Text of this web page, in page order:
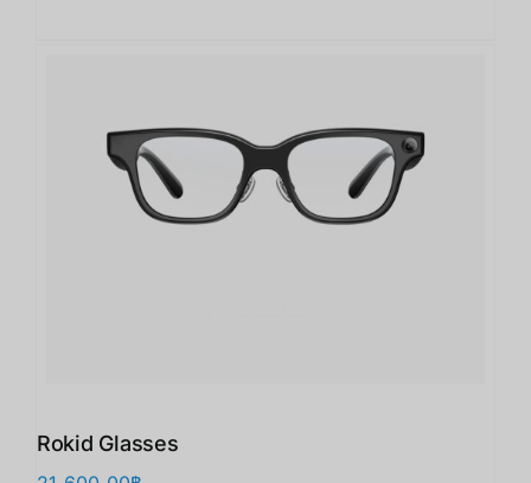
Rokid Glasses